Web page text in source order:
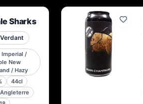
Sharks
Verdant
Imperial /
New
/ Hazy
44cl
Angleterre